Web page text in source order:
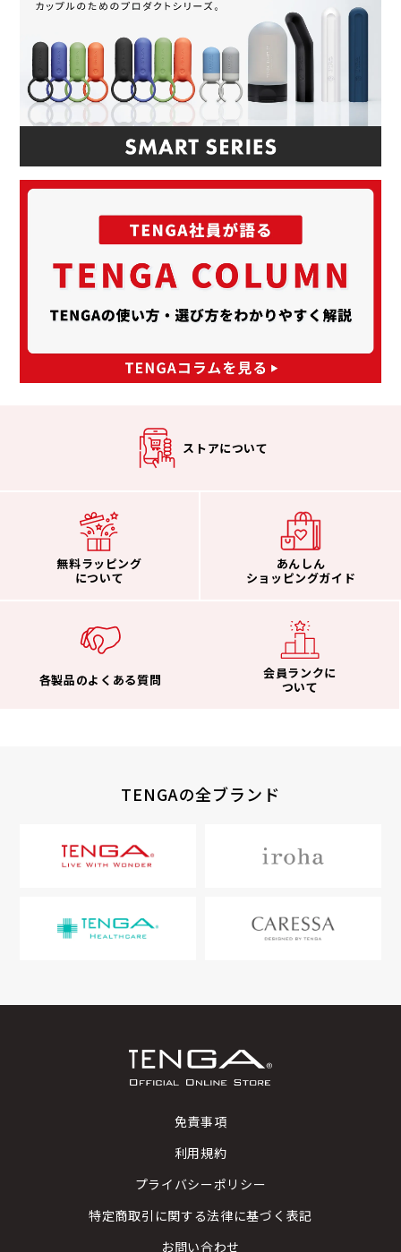
ストアについて
無料ラッピング
について
あんしん
ショッピングガイド
各製品のよくある質問
会員ランクに
ついて
TENGAの全ブランド
免責事項
利用規約
プライバシーポリシー
特定商取引に関する法律に基づく表記
お問い合わせ